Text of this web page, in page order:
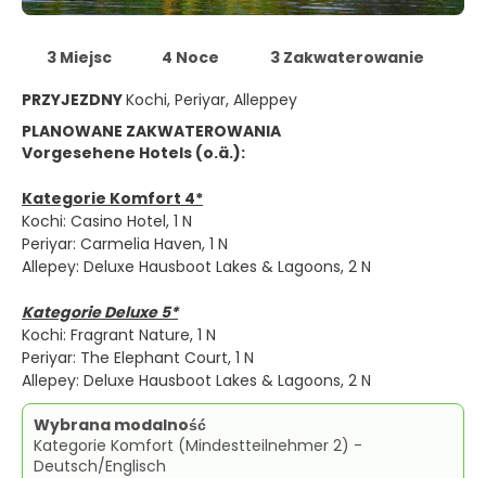
3 Miejsc 4 Noce
3 Zakwaterowanie
PRZYJEZDNYKochi, Periyar, Alleppey
PLANOWANE ZAKWATEROWANIA
Vorgesehene Hotels (o.ä.):
Kategorie Komfort 4*
Kochi: Casino Hotel, 1 N
Periyar: Carmelia Haven, 1 N
Allepey: Deluxe Hausboot Lakes & Lagoons, 2 N
Kategorie Deluxe 5*
Kochi: Fragrant Nature, 1 N
Periyar: The Elephant Court, 1 N
Allepey: Deluxe Hausboot Lakes & Lagoons, 2 N
Wybrana modalność
Kategorie Komfort (Mindestteilnehmer 2) -
Deutsch/Englisch